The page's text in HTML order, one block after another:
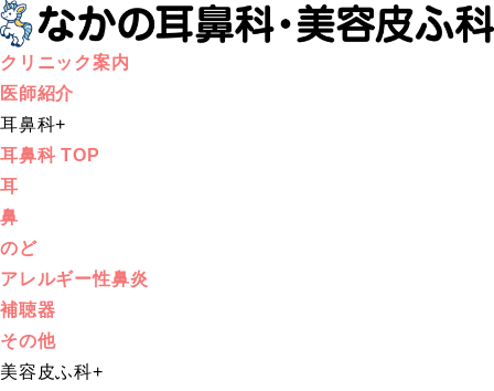
クリニック案内
医師紹介
耳鼻科+
耳鼻科 TOP
耳
鼻
のど
アレルギー性鼻炎
補聴器
その他
美容皮ふ科+